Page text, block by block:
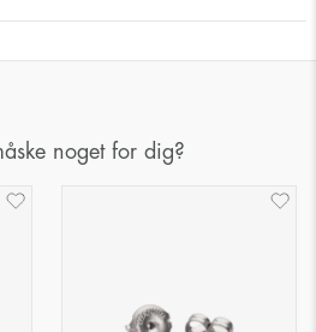
noget for dig?